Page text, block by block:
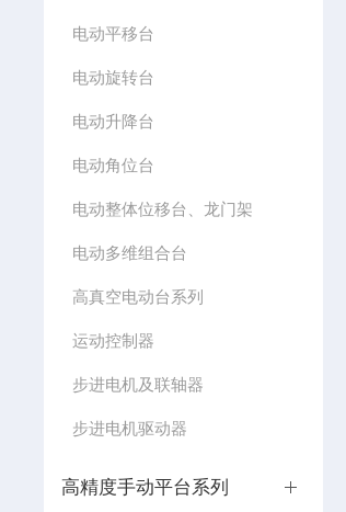
电动平移台
电动旋转台
电动升降台
电动角位台
电动整体位移台、龙门架
电动多维组合台
高真空电动台系列
运动控制器
步进电机及联轴器
步进电机驱动器
高精度手动平台系列